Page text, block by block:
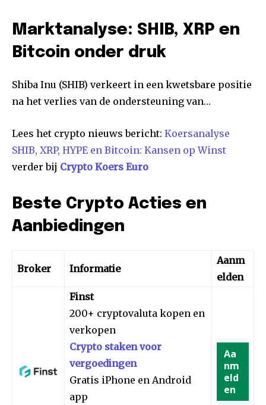
Marktanalyse: SHIB, XRP en
Bitcoin onder druk
Shiba Inu (SHIB) verkeert in een kwetsbare positie
na het verlies van de ondersteuning van…
Lees het crypto nieuws bericht: Koersanalyse
SHIB, XRP, HYPE en Bitcoin: Kansen op Winst
verder bij Crypto Koers Euro
Beste Crypto Acties en
Aanbiedingen
Broker Informatie
Aanm
elden
Finst
200+ cryptovaluta kopen en
verkopen
Crypto staken voor
vergoedingen
Gratis iPhone en Android
app
Aa
nm
eld
en